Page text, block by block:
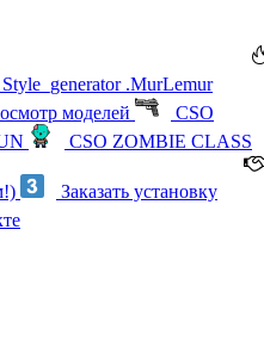
Style_generator .MurLemur
моделей
CSO
CSO ZOMBIE CLASS
Заказать установку